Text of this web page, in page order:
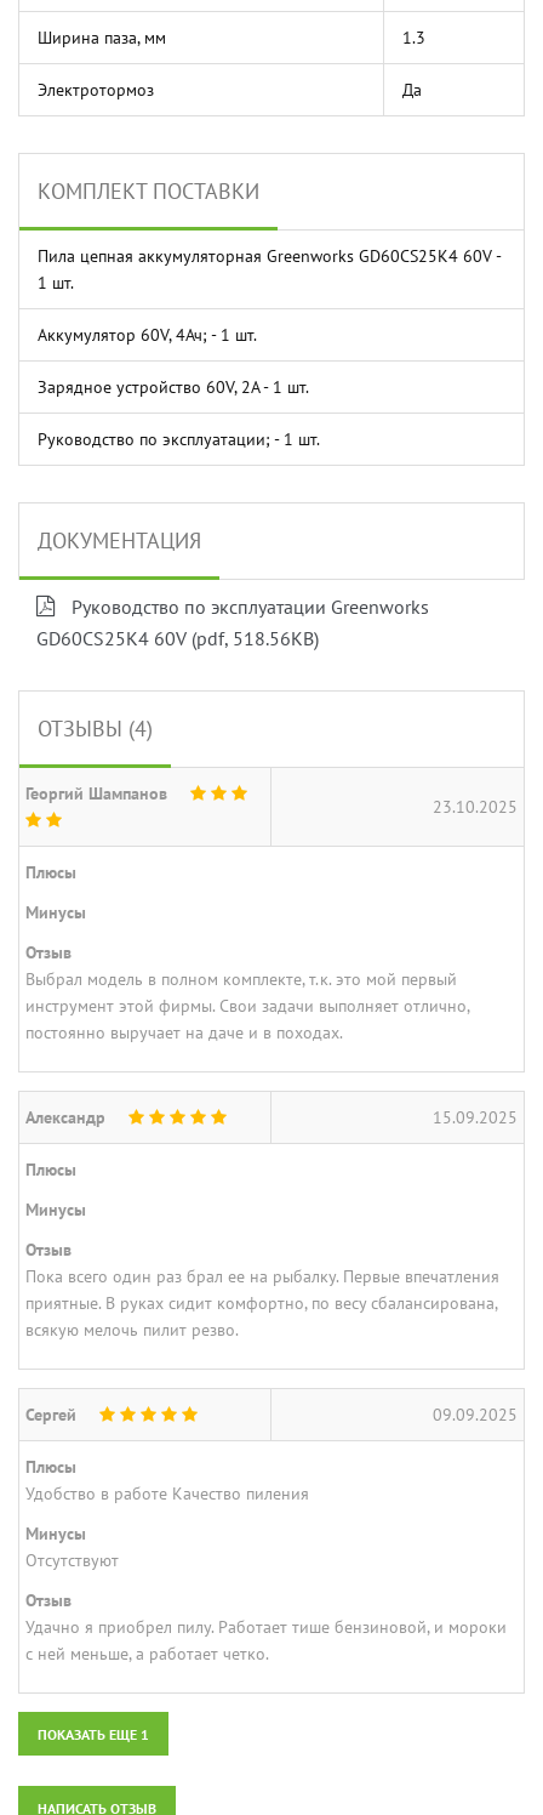
Ширина паза, мм 1.3
Электротормоз Да
КОМПЛЕКТ ПОСТАВКИ
Пила цепная аккумуляторная Greenworks GD60CS25K4 60V -
1 шт.
Аккумулятор 60V, 4Ач; - 1 шт.
Зарядное устройство 60V, 2A - 1 шт.
Руководство по эксплуатации; - 1 шт.
ДОКУМЕНТАЦИЯ
Руководство по эксплуатации Greenworks
GD60CS25K4 60V (pdf, 518.56KB)
ОТЗЫВЫ (4)
Георгий Шампанов
23.10.2025
Плюсы
Минусы
Отзыв
Выбрал модель в полном комплекте, т.к. это мой первый
инструмент этой фирмы. Свои задачи выполняет отлично,
постоянно выручает на даче и в походах.
Александр 15.09.2025
Плюсы
Минусы
Отзыв
Пока всего один раз брал ее на рыбалку. Первые впечатления
приятные. В руках сидит комфортно, по весу сбалансирована,
всякую мелочь пилит резво.
Сергей 09.09.2025
Плюсы
Удобство в работе Качество пиления
Минусы
Отсутствуют
Отзыв
Удачно я приобрел пилу. Работает тише бензиновой, и мороки
с ней меньше, а работает четко.
ПОКАЗАТЬ ЕЩЕ 1
НАПИСАТЬ ОТЗЫВ